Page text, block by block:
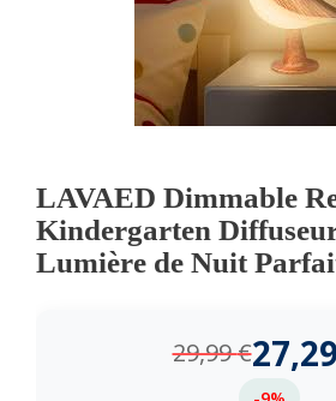
LAVAED Dimmable
Kindergarten
Lumière de Nuit
29,99€27,29